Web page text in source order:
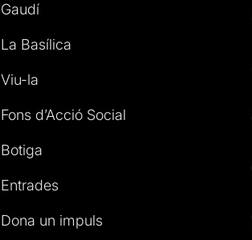
Gaudí
La Basílica
Viu-la
Fons d’Acció Social
Botiga
Entrades
Dona un impuls